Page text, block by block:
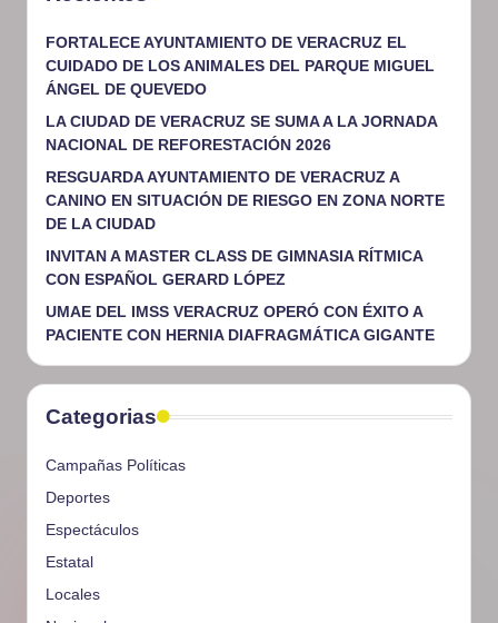
FORTALECE AYUNTAMIENTO DE VERACRUZ EL
CUIDADO DE LOS ANIMALES DEL PARQUE MIGUEL
ÁNGEL DE QUEVEDO
LA CIUDAD DE VERACRUZ SE SUMA A LA JORNADA
NACIONAL DE REFORESTACIÓN 2026
RESGUARDA AYUNTAMIENTO DE VERACRUZ A
CANINO EN SITUACIÓN DE RIESGO EN ZONA NORTE
DE LA CIUDAD
INVITAN A MASTER CLASS DE GIMNASIA RÍTMICA
CON ESPAÑOL GERARD LÓPEZ
UMAE DEL IMSS VERACRUZ OPERÓ CON ÉXITO A
PACIENTE CON HERNIA DIAFRAGMÁTICA GIGANTE
Categorias
Campañas Políticas
Deportes
Espectáculos
Estatal
Locales